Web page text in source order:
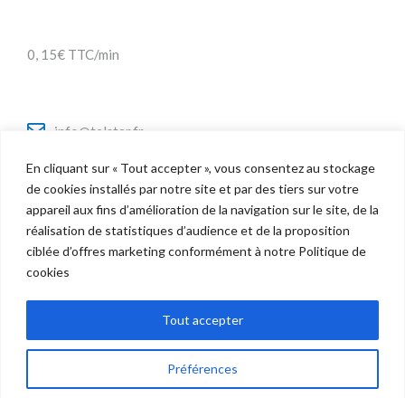
En cliquant sur « Tout accepter », vous consentez au stockage
de cookies installés par notre site et par des tiers sur votre
appareil aux fins d’amélioration de la navigation sur le site, de la
réalisation de statistiques d’audience et de la proposition
ciblée d’offres marketing conformément à notre Politique de
cookies
Préférences
Tout accepter
0, 15€ TTC/min
info@telstar.fr
Twitter
Facebook